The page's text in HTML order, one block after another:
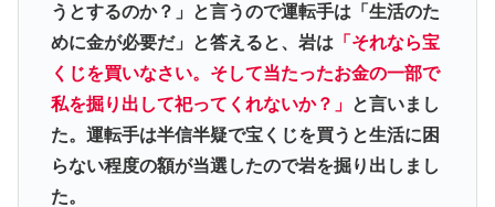
うとするのか？」と言うので運転手は「生活のた
めに金が必要だ」と答えると、岩は 「それなら宝
くじを買いなさい。そして当たったお金の一部で
私を掘り出して祀ってくれないか？」 と言いまし
た。運転手は半信半疑で宝くじを買うと生活に困
らない程度の額が当選したので岩を掘り出しまし
た。